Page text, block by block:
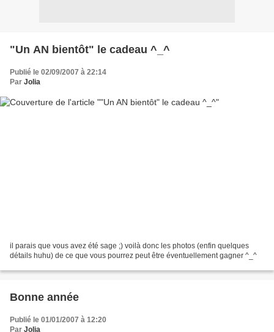
"Un AN bientôt" le cadeau ^_^
Publié le 02/09/2007 à 22:14
Par Jolia
il parais que vous avez été sage ;) voilà donc les photos (enfin quelques
détails huhu) de ce que vous pourrez peut être éventuellement gagner ^_^
Bonne année
Publié le 01/01/2007 à 12:20
Par Jolia